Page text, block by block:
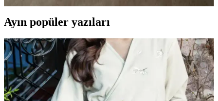
Ayın popüler yazıları